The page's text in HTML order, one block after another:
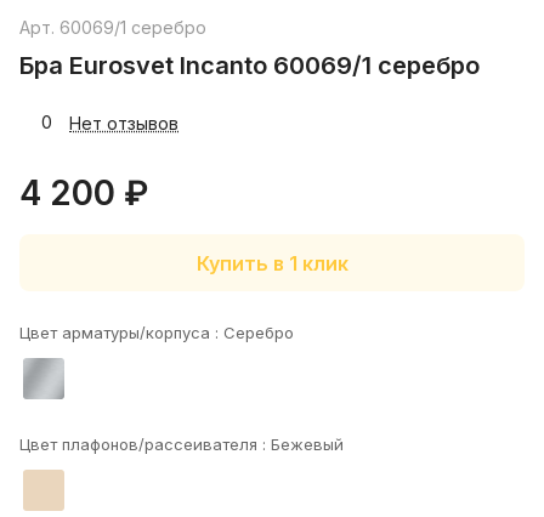
Арт. 60069/1 серебро
Бра Eurosvet Incanto 60069/1 серебро
0 Нет отзывов
4 200 ₽
Купить в 1 клик
Цвет арматуры/корпуса : Серебро
Цвет плафонов/рассеивателя : Бежевый